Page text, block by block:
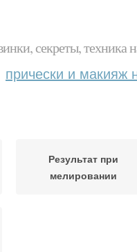
секреты, техника
прически и макияж
Результат при
мелировании